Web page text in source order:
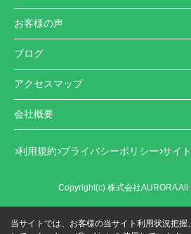
お客様の声
ブログ
アクセスマップ
会社概要
利用規約 プライバシーポリシー サイ
Copyright(c) 株式会社AURORA All
当サイトでは、お客様の当サイト利用状況把握